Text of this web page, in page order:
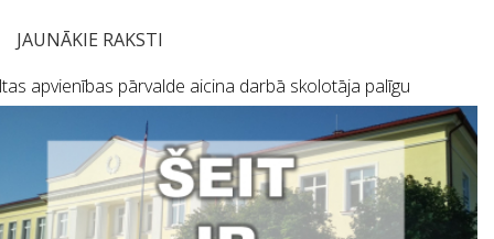
JAUNĀKIE RAKSTI
apvienības pārvalde aicina darbā skolotāja palīgu